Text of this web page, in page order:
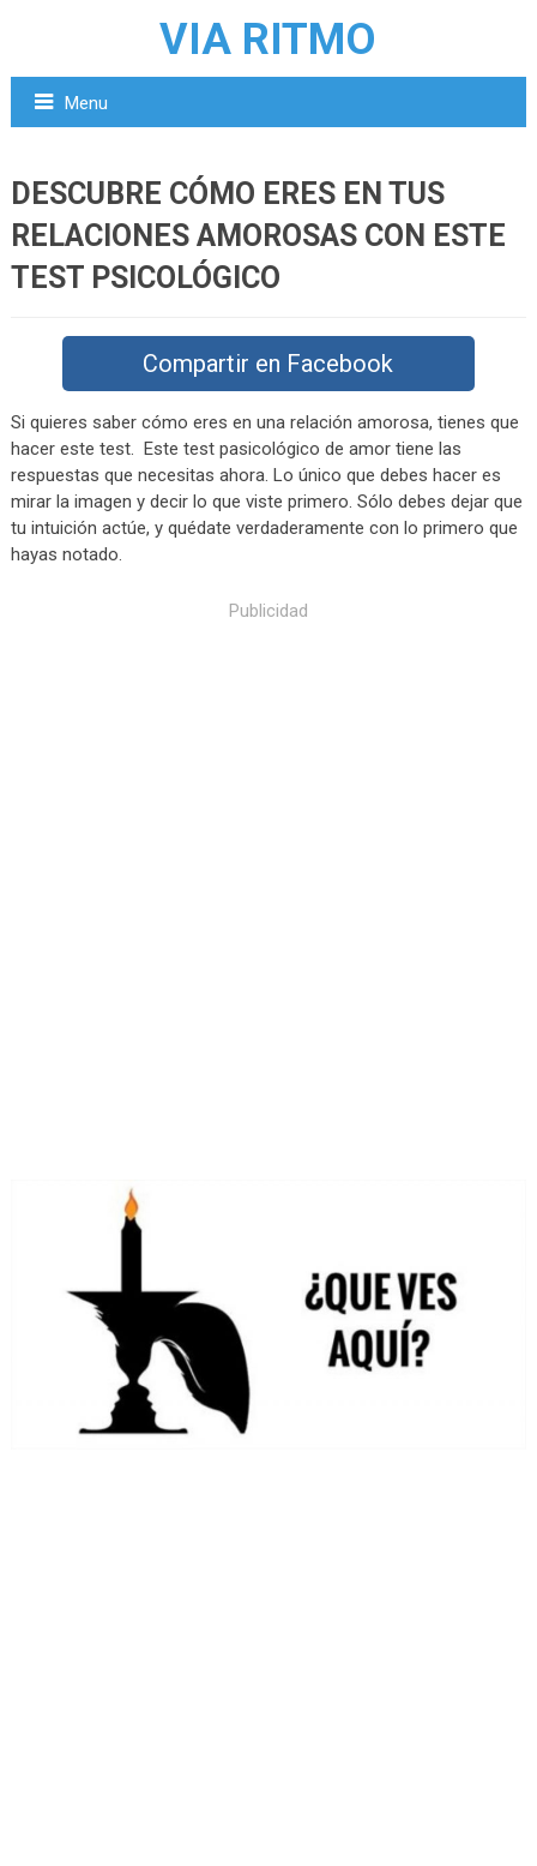
VIA RITMO
Menu
DESCUBRE CÓMO ERES EN TUS
RELACIONES AMOROSAS CON ESTE
TEST PSICOLÓGICO
Compartir en Facebook
Si quieres saber cómo eres en una relación amorosa, tienes que
hacer este test. Este test pasicológico de amor tiene las
respuestas que necesitas ahora. Lo único que debes hacer es
mirar la imagen y decir lo que viste primero. Sólo debes dejar que
tu intuición actúe, y quédate verdaderamente con lo primero que
hayas notado.
Publicidad